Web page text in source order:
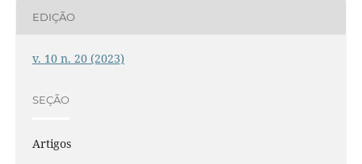
EDIÇÃO
v. 10 n. 20 (2023)
SEÇÃO
Artigos